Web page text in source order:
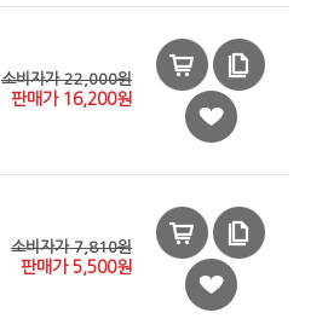
소비자가 22,000원
판매가 16,200원
소비자가 7,810원
판매가 5,500원